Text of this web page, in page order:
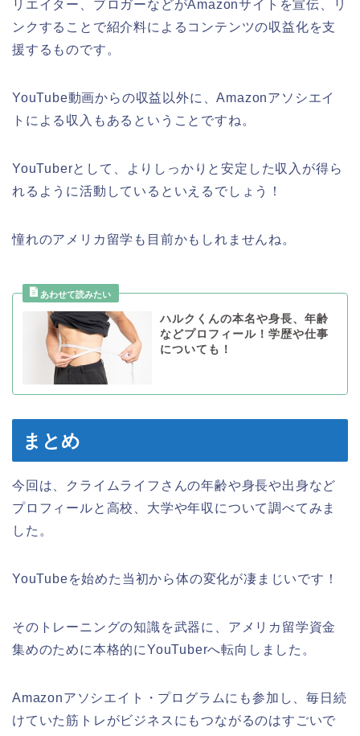
リエイター、ブロガーなどがAmazonサイトを宣伝、リ
ンクすることで紹介料によるコンテンツの収益化を支
援するものです。
YouTube動画からの収益以外に、Amazonアソシエイ
トによる収入もあるということですね。
YouTuberとして、よりしっかりと安定した収入が得ら
れるように活動しているといえるでしょう！
憧れのアメリカ留学も目前かもしれませんね。
ハルクくんの本名や身長、年齢
などプロフィール！学歴や仕事
についても！
まとめ
今回は、クライムライフさんの年齢や身長や出身など
プロフィールと高校、大学や年収について調べてみま
した。
YouTubeを始めた当初から体の変化が凄まじいです！
そのトレーニングの知識を武器に、アメリカ留学資金
集めのために本格的にYouTuberへ転向しました。
Amazonアソシエイト・プログラムにも参加し、毎日続
けていた筋トレがビジネスにもつながるのはすごいで